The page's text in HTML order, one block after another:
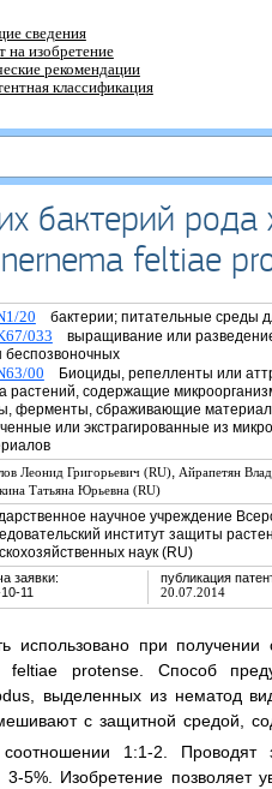
сведения
на изобретение
рекомендации
классификация
бактерий рода
feltiae
20 бактерии; питательные среды
033 выращивание или
беспозвоночных
00 Биоциды, репелленты или
растений, содержащие
ферменты, сбраживающие
или экстрагированные из
Леонид Григорьевич (RU), Айрапетян
Татьяна Юрьевна (RU)
научное учреждение
институт защиты
наук (RU)
заявки:
11
публикация
20.07.2014
использовано при получении
protense. Способ
выделенных из нематод
с защитной средой,
1:1-2.
Изобретение позволяет